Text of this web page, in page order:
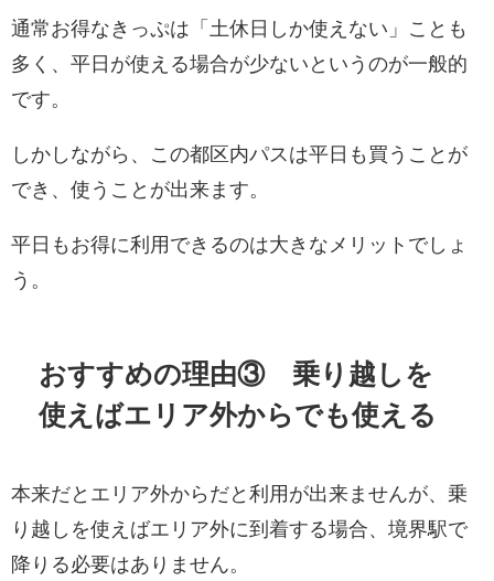
通常お得なきっぷは「土休日しか使えない」ことも
多く、平日が使える場合が少ないというのが一般的
です。
しかしながら、この都区内パスは平日も買うことが
でき、使うことが出来ます。
平日もお得に利用できるのは大きなメリットでしょ
う。
おすすめの理由③ 乗り越しを
使えばエリア外からでも使える
本来だとエリア外からだと利用が出来ませんが、乗
り越しを使えばエリア外に到着する場合、境界駅で
降りる必要はありません。